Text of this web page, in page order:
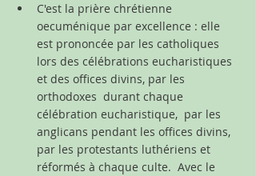
C'est la prière chrétienne
oecuménique par excellence : elle
est prononcée par les catholiques
lors des célébrations eucharistiques
et des offices divins, par les
orthodoxes  durant chaque
célébration eucharistique,  par les
anglicans pendant les offices divins,
par les protestants luthériens et
réformés à chaque culte.  Avec le